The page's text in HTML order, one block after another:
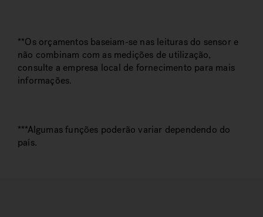
**Os orçamentos baseiam-se nas leituras do sensor e
não combinam com as medições de utilização,
consulte a empresa local de fornecimento para mais
informações.
***Algumas funções poderão variar dependendo do
país.